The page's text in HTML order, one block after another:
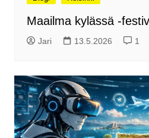
Maailma kylässä -
Jari 13.5.2026 1